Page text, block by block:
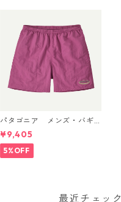
パタゴニア メンズ・バギ
ーズ・ショーツ ５インチ 5
7022 (カラー '95 Oval Lo
go: Faded Magenta)
¥9,405
5%OFF
最近チェッ